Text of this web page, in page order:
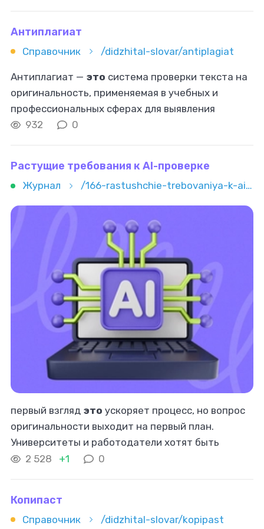
Антиплагиат
Справочник /didzhital-slovar/antiplagiat
Антиплагиат — это система проверки текста на
оригинальность, применяемая в учебных и
профессиональных сферах для выявления
заимствований. Она помогает обеспечить
932 0
Растущие требования к AI-проверке
Журнал /166-rastushchie-trebovaniya-k-ai-proverke
первый взгляд это ускоряет процесс, но вопрос
оригинальности выходит на первый план.
Университеты и работодатели хотят быть
уверены в достоверности работы. Речь идёт не
2 528 +1 0
Копипаст
Справочник /didzhital-slovar/kopipast